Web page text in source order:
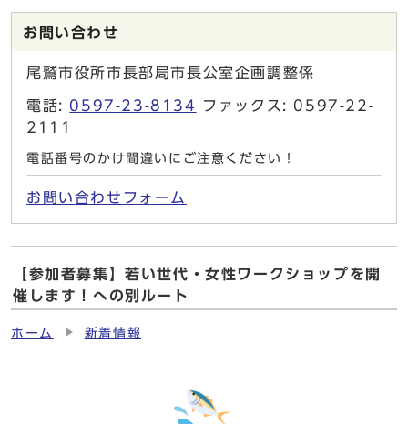
お問い合わせ
尾鷲市役所市長部局市長公室企画調整係
電話: 0597-23-8134
ファックス: 0597-22-
2111
電話番号のかけ間違いにご注意ください！
お問い合わせフォーム
【参加者募集】若い世代・女性ワークショップを開
催します！への別ルート
ホーム 新着情報